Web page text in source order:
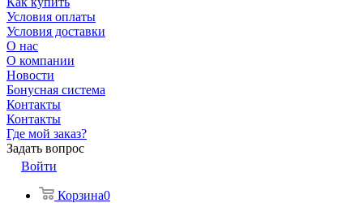
Условия оплаты
Условия доставки
О нас
О компании
Новости
Бонусная система
Контакты
Контакты
Где мой заказ?
Задать вопрос
Войти
Корзина0